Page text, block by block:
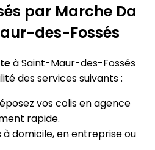
par Marche Da
des-Fossés
à Saint-Maur-des-Fossés
des services suivants :
vos colis en agence
rapide.
à domicile, en entreprise ou